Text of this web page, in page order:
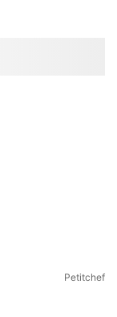
Petitchef